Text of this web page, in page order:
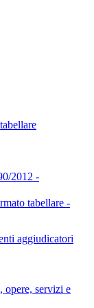
2012 -
tabellare -
aggiudicatori
opere, servizi e